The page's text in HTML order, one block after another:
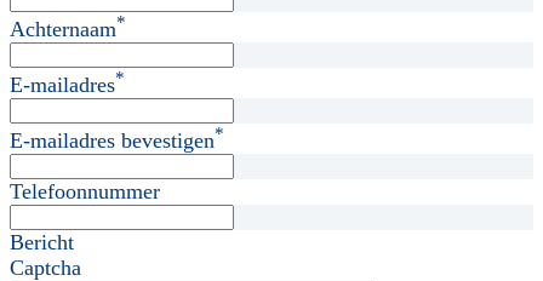
Achternaam*
E-mailadres*
E-mailadres bevestigen*
Telefoonnummer
Bericht
Captcha